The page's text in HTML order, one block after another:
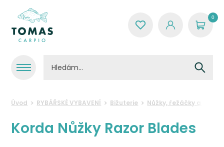
0
Úvod RYBÁŘSKÉ VYBAVENÍ Bižuterie Nůžky, řežáčky a kleště
Korda Nůžky Razor Blades